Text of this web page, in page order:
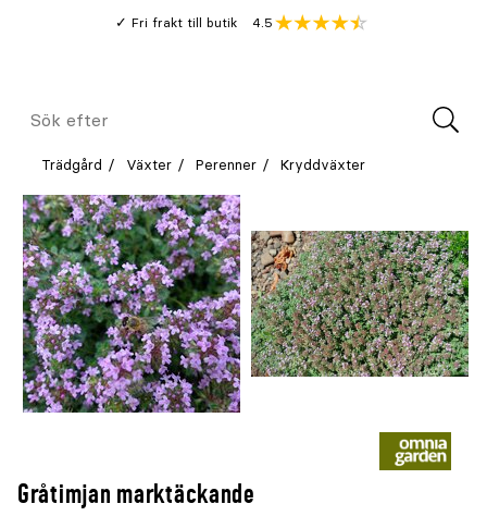
Fri frakt till butik
Genomsnitt
4.5
Meny
Sök
Trädgård Växter Perenner Kryddväxter
Gråtimjan marktäckande